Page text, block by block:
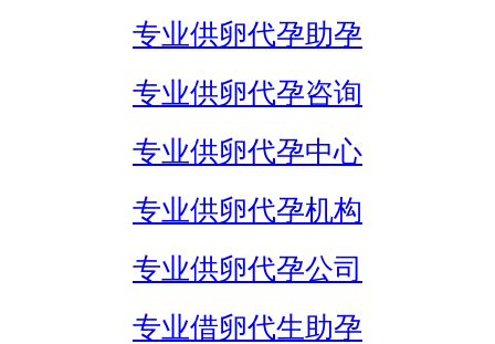
专业供卵代孕助孕
专业供卵代孕咨询
专业供卵代孕中心
专业供卵代孕机构
专业供卵代孕公司
专业借卵代生助孕